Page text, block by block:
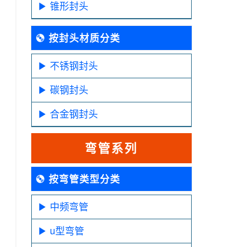
锥形封头
按封头材质分类
不锈钢封头
碳钢封头
合金钢封头
弯管系列
按弯管类型分类
中频弯管
u型弯管